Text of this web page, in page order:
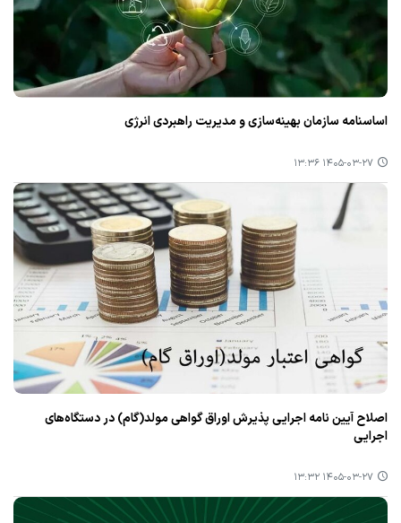
اساسنامه سازمان بهینه‌سازی و مدیریت راهبردی انرژی
۱۴۰۵-۰۳-۲۷ ۱۳:۳۶
اصلاح آیین نامه اجرایی پذیرش اوراق گواهی مولد(گام) در دستگاه‌های
اجرایی
۱۴۰۵-۰۳-۲۷ ۱۳:۳۲